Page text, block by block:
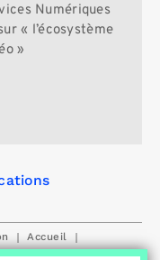
Numériques
« l’écosystème
»
| Accueil |
Cookies | Contact |